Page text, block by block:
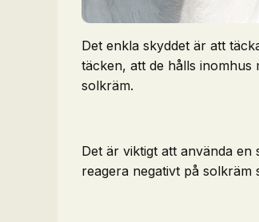
Det enkla skyddet är att
täcken, att de hålls inomhus
solkräm.
Det är viktigt att använda
reagera negativt på solkräm